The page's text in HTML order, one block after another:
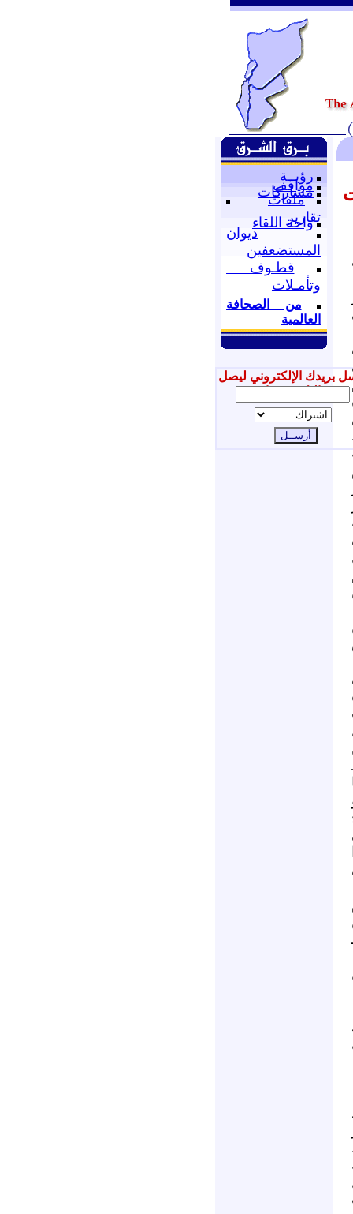
رؤيــة
مواقف
مشاركات
ملفات
تقارير
واحة اللقاء
ديوان
المستضعفين
قطـوف
وتأمـلات
من الصحافة
العالمية
بريدك الإلكتروني ليصل
إليك جديدنا